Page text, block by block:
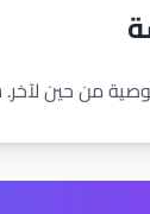
من حين